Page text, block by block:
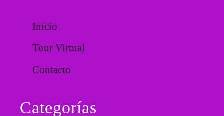
Inicio
Tour Virtual
Contacto
Categorías